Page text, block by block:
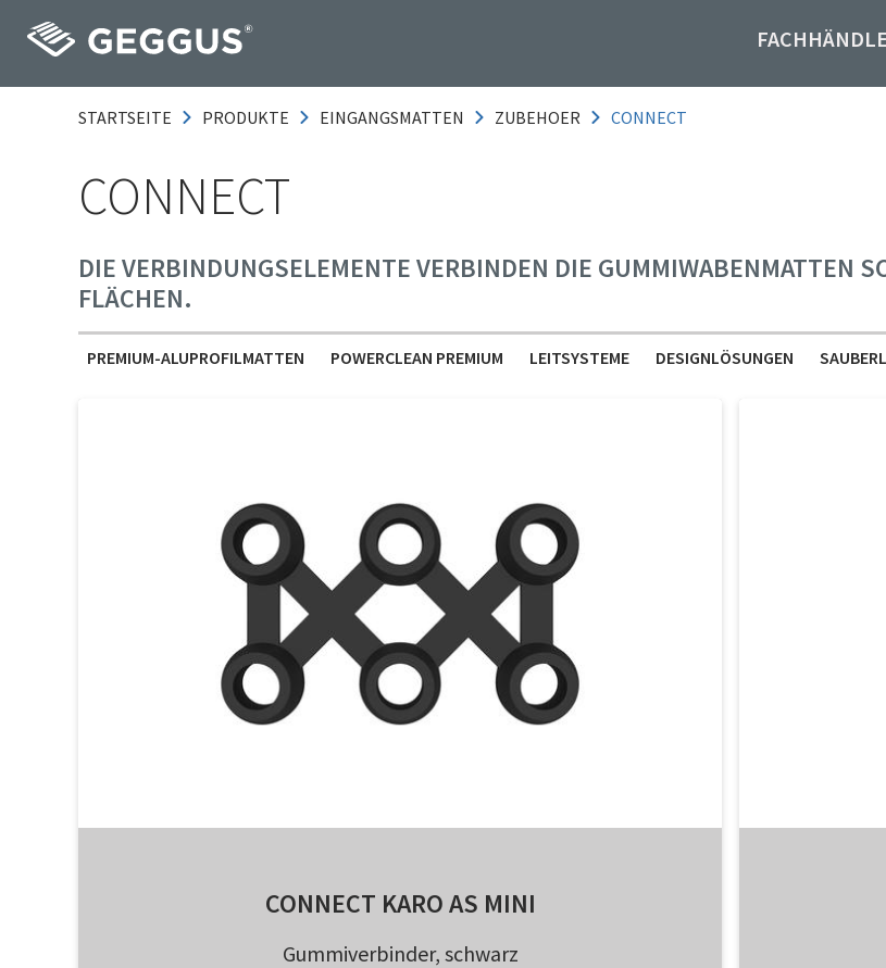
STARTSEITE PRODUKTE EINGANGSMATTEN ZUBEHOER CONNECT
CONNECT
DIE VERBINDUNGSELEMENTE VERBINDEN DIE GUMMIWABENMATTEN
LÄCHEN.
PREMIUM-ALUPROFILMATTEN POWERCLEAN PREMIUM LEITSYSTEME DESIGNLÖSUNGEN
CONNECT KARO AS MINI
Gummiverbinder, schwarz